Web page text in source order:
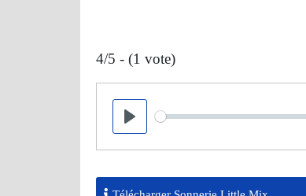
4/5 - (1 vote)
Play
Seek